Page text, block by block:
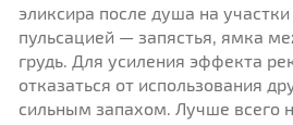
эликсира после душа на участки
пульсацией — запястья, ямка
грудь. Для усиления эффекта
отказаться от использования
сильным запахом. Лучше всего